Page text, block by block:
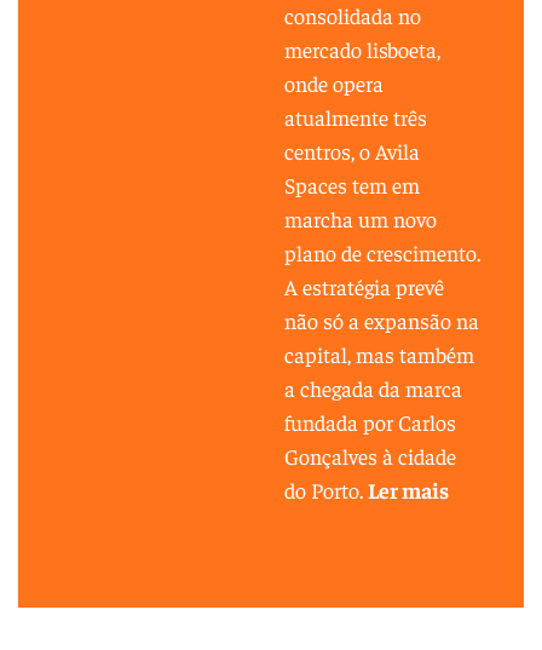
consolidada no
mercado lisboeta,
onde opera
atualmente três
centros, o Avila
Spaces tem em
marcha um novo
plano de crescimento.
A estratégia prevê
não só a expansão na
capital, mas também
a chegada da marca
fundada por Carlos
Gonçalves à cidade
do Porto.Ler mais